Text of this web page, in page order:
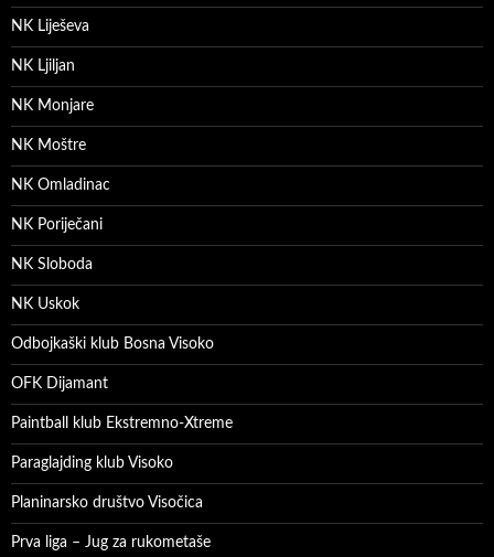
NK Liješeva
NK Ljiljan
NK Monjare
NK Moštre
NK Omladinac
NK Poriječani
NK Sloboda
NK Uskok
Odbojkaški klub Bosna Visoko
OFK Dijamant
Paintball klub Ekstremno-Xtreme
Paraglajding klub Visoko
Planinarsko društvo Visočica
Prva liga – Jug za rukometaše